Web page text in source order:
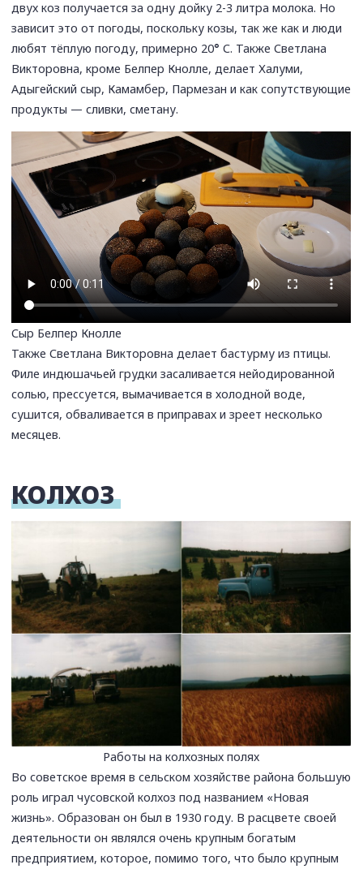
двух коз получается за одну дойку 2-3 литра молока. Но
зависит это от погоды, поскольку козы, так же как и люди
любят тёплую погоду, примерно 20° С. Также Светлана
Викторовна, кроме Белпер Кнолле, делает Халуми,
Адыгейский сыр, Камамбер, Пармезан и как сопутствующие
продукты — сливки, сметану.
Сыр Белпер Кнолле
Также Светлана Викторовна делает бастурму из птицы.
Филе индюшачьей грудки засаливается нейодированной
солью, прессуется, вымачивается в холодной воде,
сушится, обваливается в приправах и зреет несколько
месяцев.
КОЛХОЗ
Работы на колхозных полях
Во советское время в сельском хозяйстве района большую
роль играл чусовской колхоз под названием «Новая
жизнь». Образован он был в 1930 году. В расцвете своей
деятельности он являлся очень крупным богатым
предприятием, которое, помимо того, что было крупным